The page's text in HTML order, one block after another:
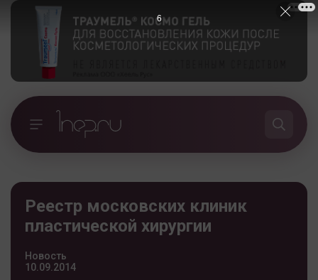
Реестр московских клиник
пластической хирургии
Новость
10.09.2014
5